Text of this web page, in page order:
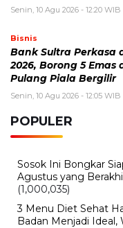
Senin, 10 Agu 2026 - 12:20 WIB
Bisnis
Bank Sultra Perkasa
2026, Borong 5 Emas
Pulang Piala Bergilir
Senin, 10 Agu 2026 - 12:05 WIB
POPULER
Sosok Ini Bongkar
Agustus yang
(1,000,035)
3 Menu Diet Sehat
Badan Menjadi Ideal,